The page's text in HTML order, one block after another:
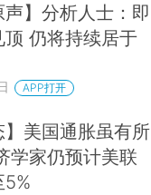
声】分析人士：即
仍将持续居于
APP打开
】美国通胀虽有所
学家仍预计美联